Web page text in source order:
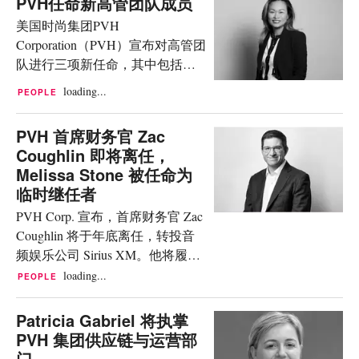
（Sephora），自2018年起担任全
球首席运营官及全球首席财务
官。在这家美妆零售商任职的14
张方面发挥了举足轻重的作用。
在此之前，Rollier曾在丝芙兰担任
多个高级管理职务，...
进一步深化了他与 Calvin Klein 的
合作关系。自 2023 年 3 月起，他
便担任该品牌的全球品牌大使，
并已出镜多季广告大片。 Jung
Kook for Calvin Klein 胶囊系列共
包含 20 件男女单品，以 Jung
Kook 叛逆不羁的个人风格视角重
塑了品牌的经典基础款，将机车
骑士态度与 Calvin Klein 标志性的
设计语言巧妙融合。 Jung Kook 出
镜 Calvin Klein 广告大片 图片来
源：Calvin...
美国时尚集团PVH
Corporation（PVH）宣布对高管团
队进行三项新任命，其中包括两
项内部晋升，旨在加速推进集团
多年期战略增长计划的执行。
首席执行官。在这一职位上，
Cheong将负责Calvin Klein和
Tommy Hilfiger品牌在美洲地区的
业务。她接替了已加入Gap Inc担
任全球品牌总裁兼Banana Republic
首席执行官的Donald Kohler。
Cheong于2018年加入PVH，负责
Tommy Hilfiger亚太区业务，随后
于2021年被任命为PVH中国区总
裁，主导数字化转型与电商业务
增长。在她调任美国职位后，
Ying Wu将被任命为PVH中国区总
PEOPLE loading...
PVH 首席财务官 Zac
Coughlin 即将离任，
Melissa Stone 被任命为
临时继任者
PVH Corp. 宣布，首席财务官 Zac
Coughlin 将于年底离任，转投音
频娱乐公司 Sirius XM。他将履职
至十二月底，并会参加公司即将
公司已启动全球招聘以物色其继
任者，并任命资深高管 Melissa
Stone——现任全球财务规划与分
PEOPLE loading...
Patricia Gabriel 将执掌
PVH 集团供应链与运营部